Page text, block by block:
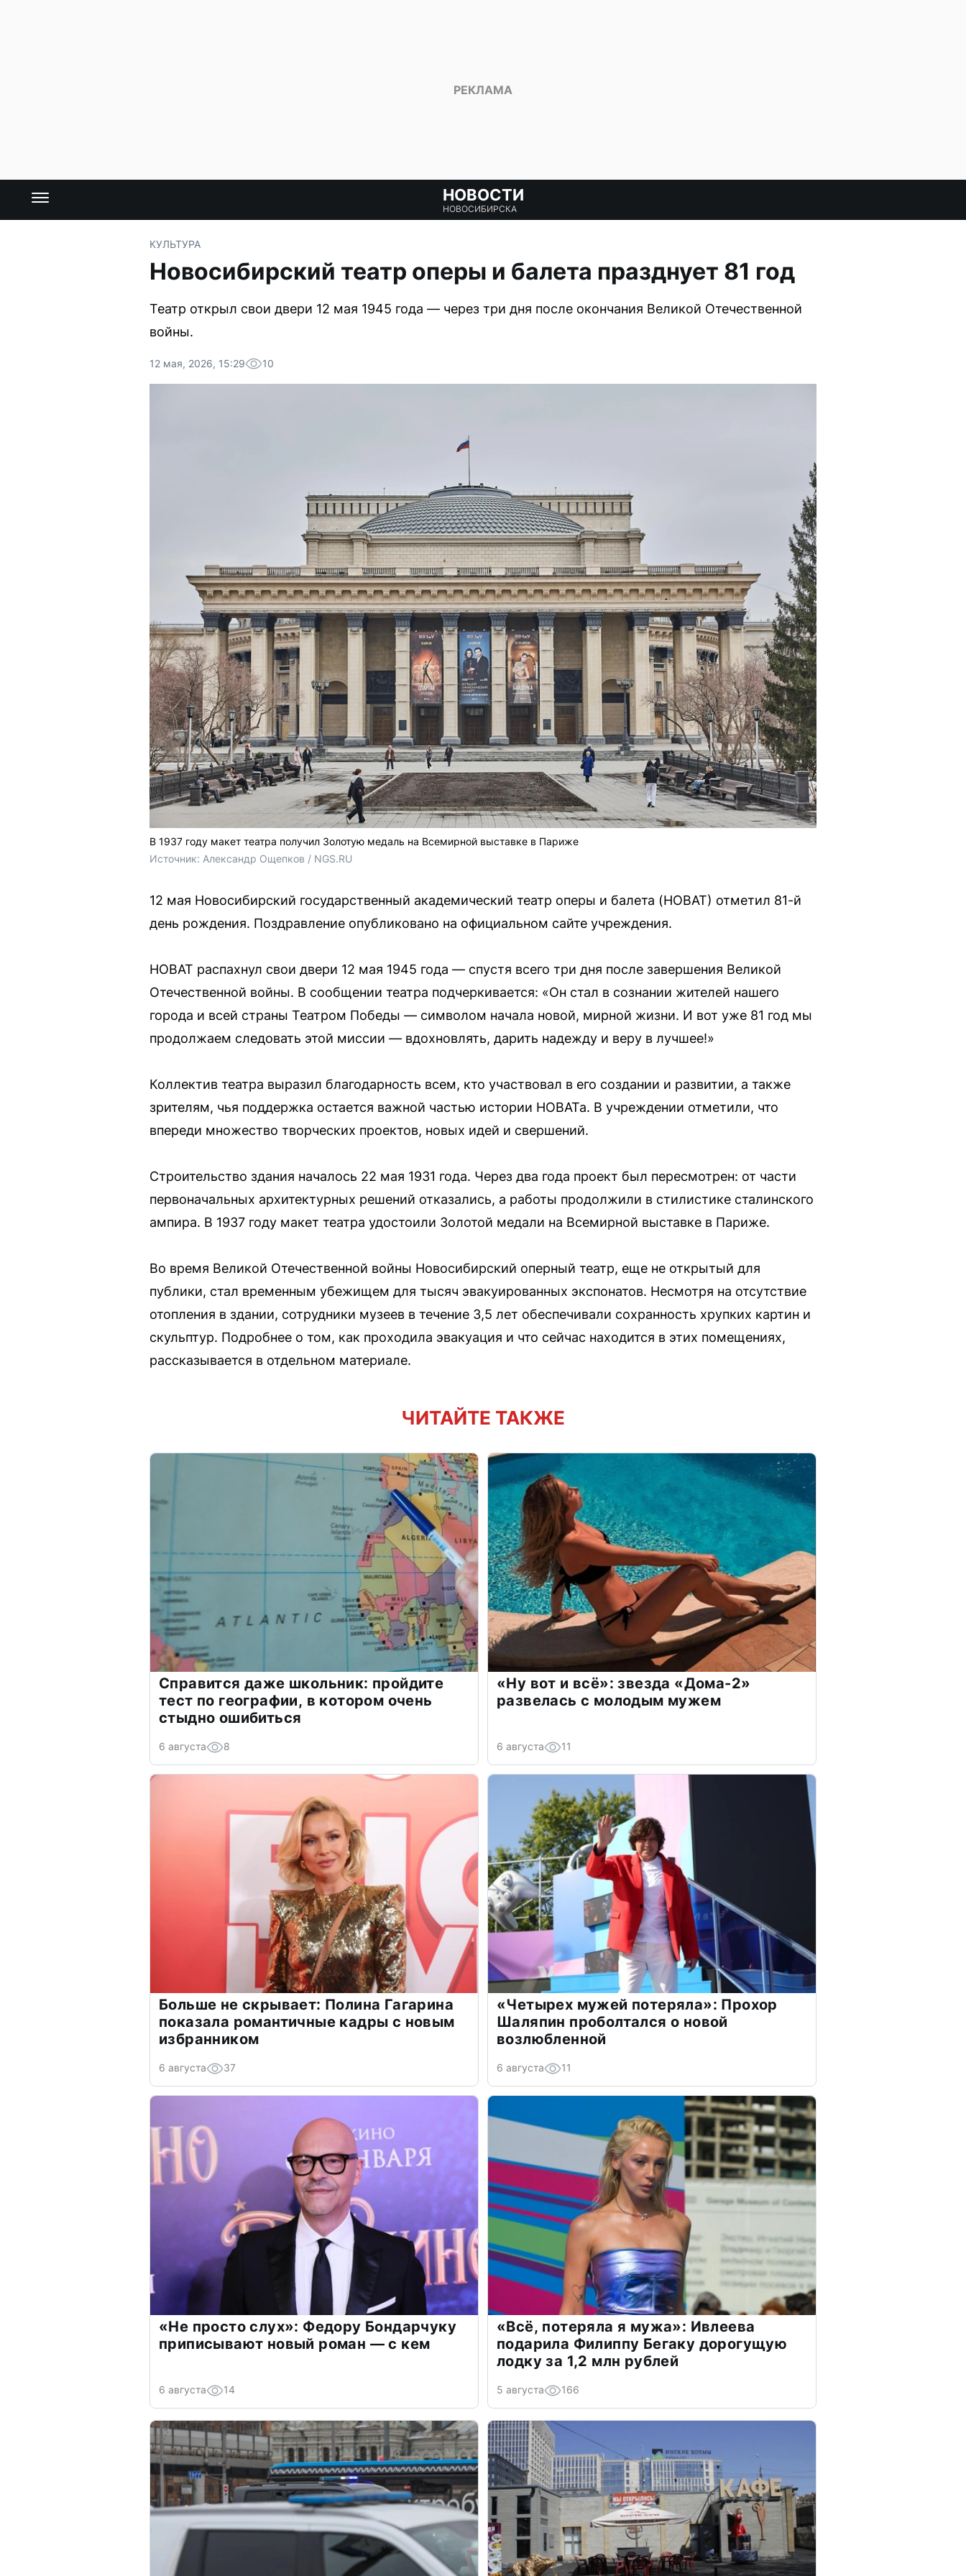
НОВОСТИ
НОВОСИБИРСКА
КУЛЬТУРА
Новосибирский театр оперы и балета празднует 81 год
Театр открыл свои двери 12 мая 1945 года — через три дня после окончания Великой Отечественной
войны.
12 мая, 2026, 15:29 10
В 1937 году макет театра получил Золотую медаль на Всемирной выставке в Париже
Источник: Александр Ощепков / NGS.RU
12 мая Новосибирский государственный академический театр оперы и балета (НОВАТ) отметил 81-й
день рождения. Поздравление опубликовано на официальном сайте учреждения.
НОВАТ распахнул свои двери 12 мая 1945 года — спустя всего три дня после завершения Великой
Отечественной войны. В сообщении театра подчеркивается: «Он стал в сознании жителей нашего
города и всей страны Театром Победы — символом начала новой, мирной жизни. И вот уже 81 год мы
продолжаем следовать этой миссии — вдохновлять, дарить надежду и веру в лучшее!»
Коллектив театра выразил благодарность всем, кто участвовал в его создании и развитии, а также
зрителям, чья поддержка остается важной частью истории НОВАТа. В учреждении отметили, что
впереди множество творческих проектов, новых идей и свершений.
Строительство здания началось 22 мая 1931 года. Через два года проект был пересмотрен: от части
первоначальных архитектурных решений отказались, а работы продолжили в стилистике сталинского
ампира. В 1937 году макет театра удостоили Золотой медали на Всемирной выставке в Париже.
Во время Великой Отечественной войны Новосибирский оперный театр, еще не открытый для
публики, стал временным убежищем для тысяч эвакуированных экспонатов. Несмотря на отсутствие
отопления в здании, сотрудники музеев в течение 3,5 лет обеспечивали сохранность хрупких картин и
скульптур. Подробнее о том, как проходила эвакуация и что сейчас находится в этих помещениях,
рассказывается в отдельном материале.
ЧИТАЙТЕ ТАКЖЕ
Справится даже школьник: пройдите
тест по географии, в котором очень
стыдно ошибиться
6 августа 8
«Ну вот и всё»: звезда «Дома-2»
развелась с молодым мужем
6 августа 11
Больше не скрывает: Полина Гагарина
показала романтичные кадры с новым
избранником
6 августа 37
«Четырех мужей потеряла»: Прохор
Шаляпин проболтался о новой
возлюбленной
6 августа 11
«Не просто слух»: Федору Бондарчуку
приписывают новый роман — с кем
6 августа 14
«Всё, потеряла я мужа»: Ивлеева
подарила Филиппу Бегаку дорогущую
лодку за 1,2 млн рублей
5 августа 166